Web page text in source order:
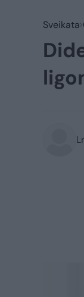
Sveikata